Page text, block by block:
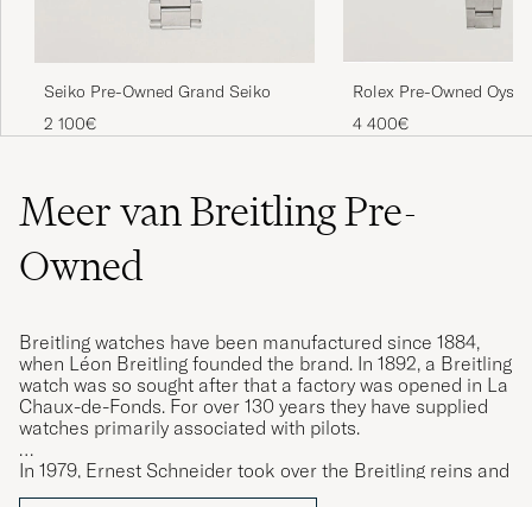
Seiko Pre-Owned Grand Seiko
2 100€
Rolex Pre-Owned
4 400€
Meer van Breitling Pre-
Owned
Breitling watches have been manufactured since 1884,
when Léon Breitling founded the brand. In 1892, a Breitling
watch was so sought after that a factory was opened in La
Chaux-de-Fonds. For over 130 years they have supplied
watches primarily associated with pilots.
In 1979, Ernest Schneider took over the Breitling reins and
not only led the brand through the devastating quartz